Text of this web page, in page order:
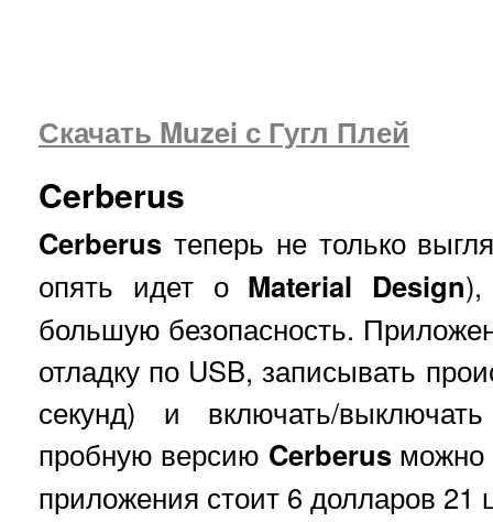
Скачать Muzei с Гугл Плей
Cerberus
Cerberus теперь не только
опять идет о Material Design
большую безопасность.
отладку по USB, записывать
секунд) и включать/
пробную версию Cerberusможно
приложения стоит 6 долларов 21